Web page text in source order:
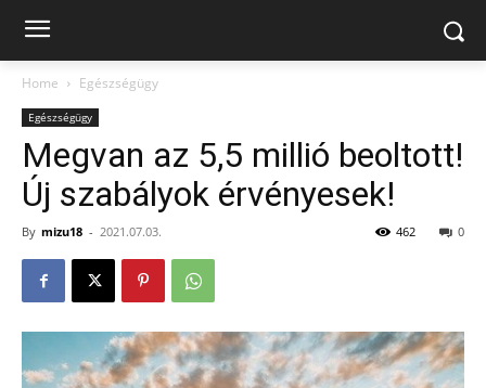
Home Egészségügy
Egészségügy
Megvan az 5,5 millió beoltott!
Új szabályok érvényesek!
By mizu18 - 2021.07.03. 0
462